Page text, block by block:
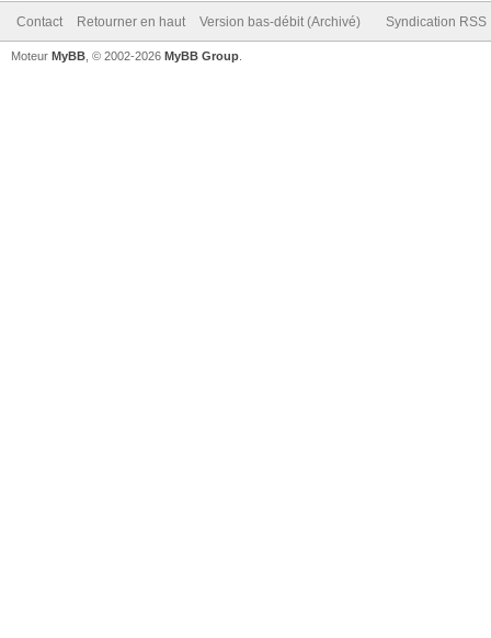
Contact Retourner en haut Version bas-débit (Archivé) Syndication RSS
Moteur MyBB , © 2002-2026 MyBB Group